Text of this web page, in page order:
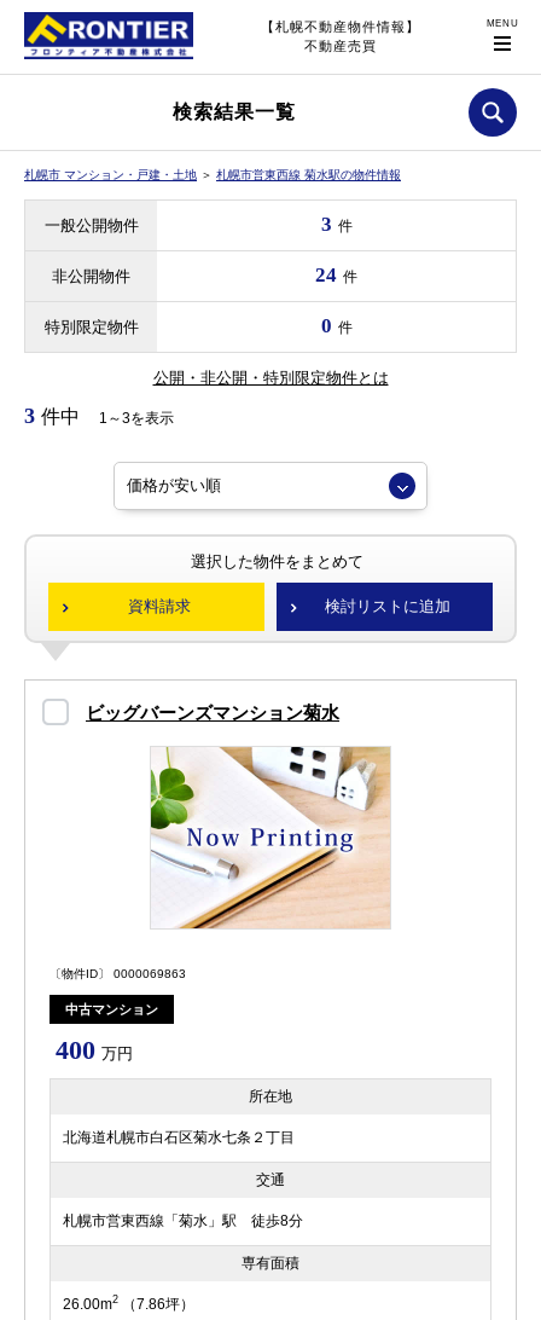
【札幌不動産物件情報】
不動産売買
検索結果一覧
札幌市 マンション・戸建・土地 ＞ 札幌市営東西線 菊水駅の物件情報
一般公開物件 3 件
非公開物件 24 件
特別限定物件 0 件
公開・非公開・特別限定物件とは
3 件中 1～3を表示
選択した物件をまとめて
資料請求 検討リストに追加
ビッグバーンズマンション菊水
〔物件ID〕 0000069863
中古マンション
400 万円
所在地
北海道札幌市白石区菊水七条２丁目
交通
札幌市営東西線「菊水」駅 徒歩8分
専有面積
26.00m2 （7.86坪）